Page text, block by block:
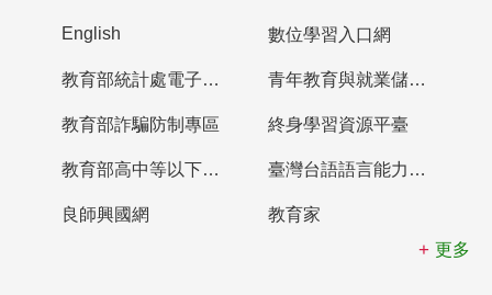
English 數位學習入口網
教育部統計處電子書櫃 青年教育與就業儲蓄帳戶
教育部詐騙防制專區 終身學習資源平臺
教育部高中等以下學校及幼兒園教師資格檢定考試 臺灣台語語言能力認證網站
良師興國網
教育家
更多